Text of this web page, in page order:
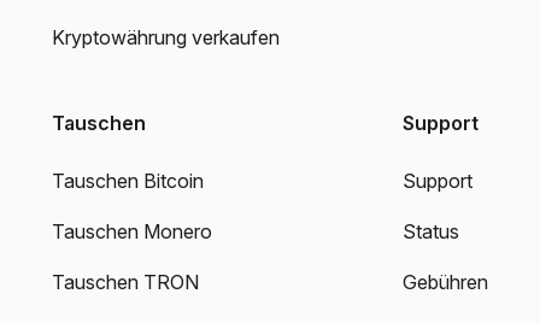
Kryptowährung verkaufen
Tauschen
Tauschen Bitcoin
Tauschen Monero
Tauschen TRON
Support
Support
Status
Gebühren